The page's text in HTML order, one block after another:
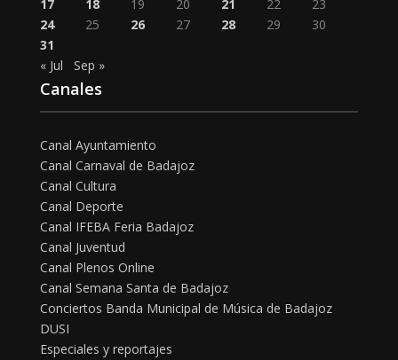
17
18 19 20 21 22
23
24
25 26 27 28 29
30
31
« Jul
Sep »
Canales
Canal Ayuntamiento
Canal Carnaval de Badajoz
Canal Cultura
Canal Deporte
Canal IFEBA Feria Badajoz
Canal Juventud
Canal Plenos Online
Canal Semana Santa de Badajoz
Conciertos Banda Municipal de Música de Badajoz
DUSI
Especiales y reportajes